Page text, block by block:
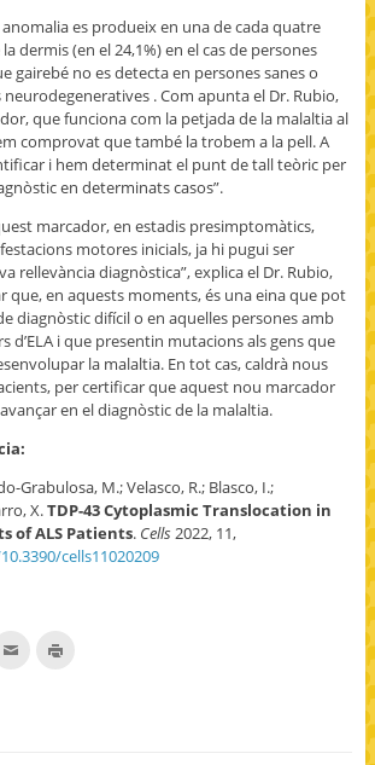
es produeix en una de cada quatre
dermis (en el 24,1%) en el cas de persones
gairebé no es detecta en persones sanes o
. Com apunta el Dr. Rubio,
que funciona com la petjada de la malaltia al
comprovat que també la trobem a la pell. A
i hem determinat el punt de tall teòric per
en determinats casos”.
marcador, en estadis presimptomàtics,
motores inicials, ja hi pugui ser
rellevància diagnòstica”, explica el Dr. Rubio,
que, en aquests moments, és una eina que pot
diagnòstic difícil o en aquelles persones amb
d’ELA i que presentin mutacions als gens que
la malaltia. En tot cas, caldrà nous
per certificar que aquest nou marcador
en el diagnòstic de la malaltia.
Grabulosa, M.; Velasco, R.; Blasco, I.;
X.TDP-43 Cytoplasmic Translocation in
of ALS Patients. Cells2022, 11,
cells11020209